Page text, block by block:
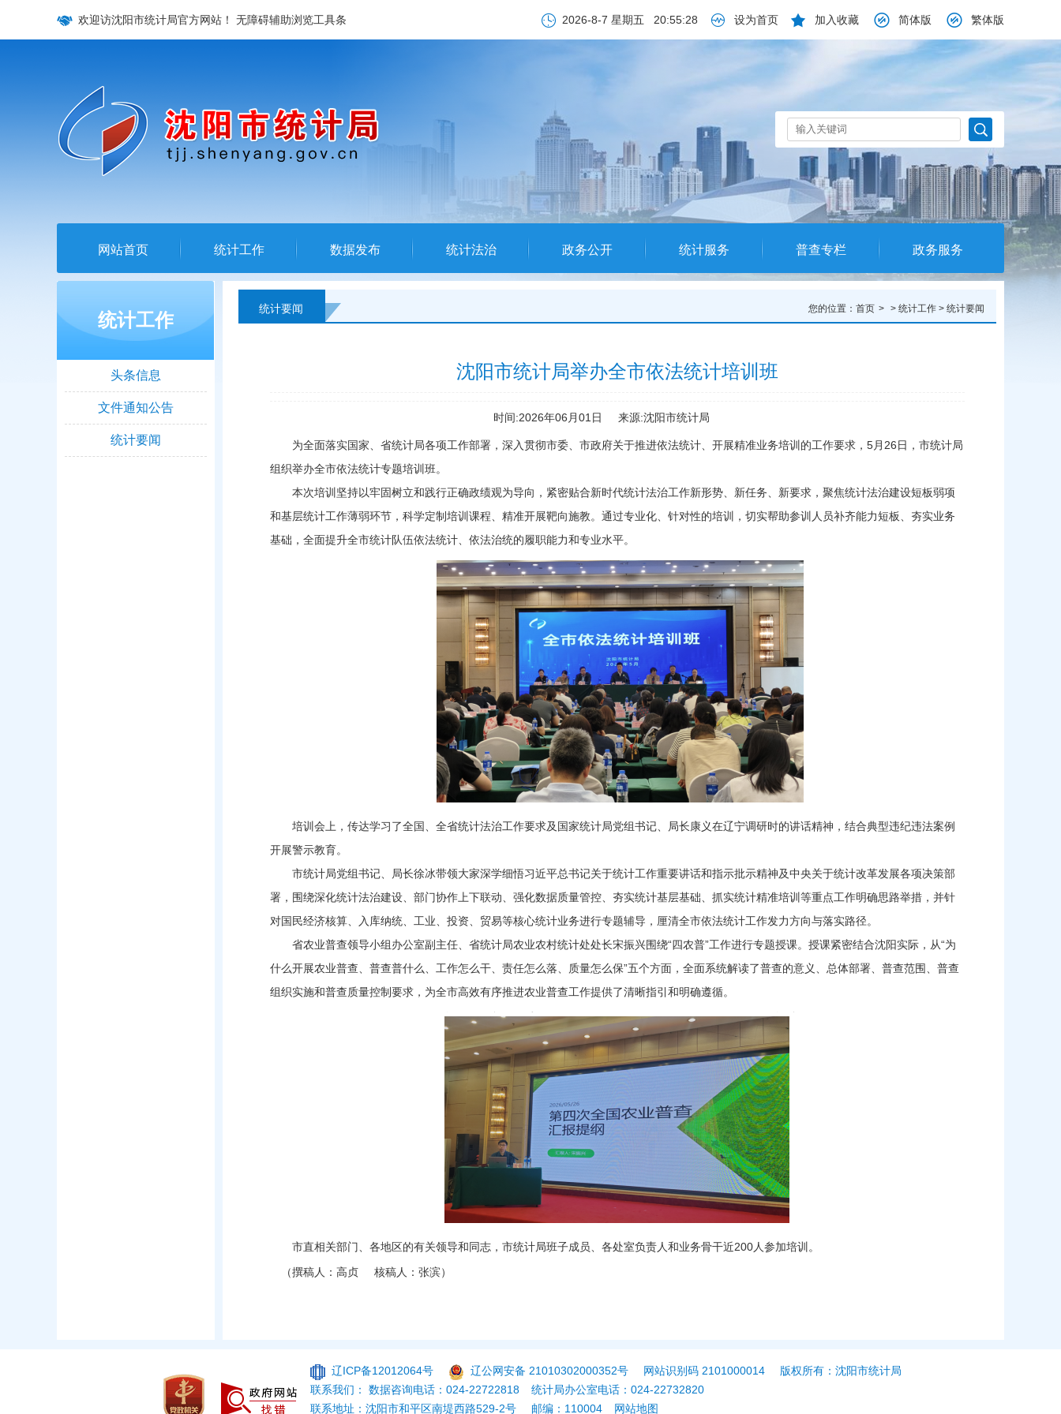
欢迎访沈阳市统计局官方网站！ 无障碍辅助浏览工具条 2026-8-7 星期五 20:55:28 设为首页 加入收藏 简体版 繁体版
网站首页 统计工作 数据发布 统计法治 政务公开 统计服务 普查专栏 政务服务
统计工作
头条信息
文件通知公告
统计要闻
统计要闻 您的位置： 首页 > 统计工作 > 统计要闻
沈阳市统计局举办全市依法统计培训班
时间:2026年06月01日 来源:沈阳市统计局
为全面落实国家、省统计局各项工作部署，深入贯彻市委、市政府关于推进依法统计、开展精准业务培训的工作要求，5月26日，市统计局
组织举办全市依法统计专题培训班。
本次培训坚持以牢固树立和践行正确政绩观为导向，紧密贴合新时代统计法治工作新形势、新任务、新要求，聚焦统计法治建设短板弱项
和基层统计工作薄弱环节，科学定制培训课程、精准开展靶向施教。通过专业化、针对性的培训，切实帮助参训人员补齐能力短板、夯实业务
基础，全面提升全市统计队伍依法统计、依法治统的履职能力和专业水平。
培训会上，传达学习了全国、全省统计法治工作要求及国家统计局党组书记、局长康义在辽宁调研时的讲话精神，结合典型违纪违法案例
开展警示教育。
市统计局党组书记、局长徐冰带领大家深学细悟习近平总书记关于统计工作重要讲话和指示批示精神及中央关于统计改革发展各项决策部
署，围绕深化统计法治建设、部门协作上下联动、强化数据质量管控、夯实统计基层基础、抓实统计精准培训等重点工作明确思路举措，并针
对国民经济核算、入库纳统、工业、投资、贸易等核心统计业务进行专题辅导，厘清全市依法统计工作发力方向与落实路径。
省农业普查领导小组办公室副主任、省统计局农业农村统计处处长宋振兴围绕“四农普”工作进行专题授课。授课紧密结合沈阳实际，从“为
什么开展农业普查、普查普什么、工作怎么干、责任怎么落、质量怎么保”五个方面，全面系统解读了普查的意义、总体部署、普查范围、普查
组织实施和普查质量控制要求，为全市高效有序推进农业普查工作提供了清晰指引和明确遵循。
市直相关部门、各地区的有关领导和同志，市统计局班子成员、各处室负责人和业务骨干近200人参加培训。
（撰稿人：高贞 核稿人：张滨）
辽ICP备12012064号 辽公网安备 21010302000352号 网站识别码 2101000014
版权所有：沈阳市统计局
联系我们： 数据咨询电话：024-22722818
统计局办公室电话：024-22732820
联系地址：沈阳市和平区南堤西路529-2号
邮编：110004 网站地图